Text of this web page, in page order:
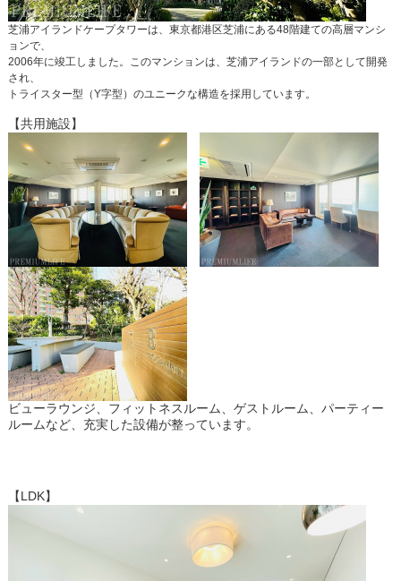
芝浦アイランドケープタワーは、東京都港区芝浦にある48階建ての高層マンシ
ョンで、
2006年に竣工しました。このマンションは、芝浦アイランドの一部として開発
され、
トライスター型（Y字型）のユニークな構造を採用しています。
【共用施設】
ビューラウンジ、フィットネスルーム、ゲストルーム、パーティー
ルームなど、充実した設備が整っています。
【LDK】